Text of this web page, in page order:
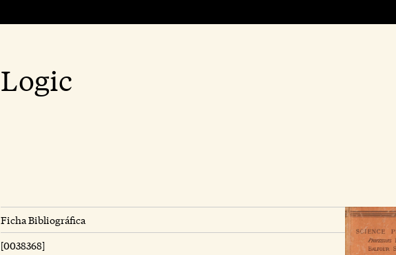
Logic
Ficha Bibliográfica
[0038368]